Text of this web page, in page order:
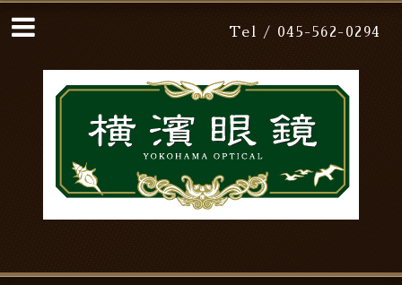
Tel / 045-562-0294